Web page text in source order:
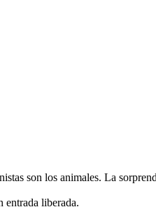
son los animales. La
entrada liberada.